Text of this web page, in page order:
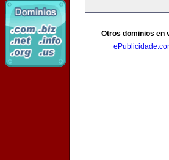
Otros dominios en